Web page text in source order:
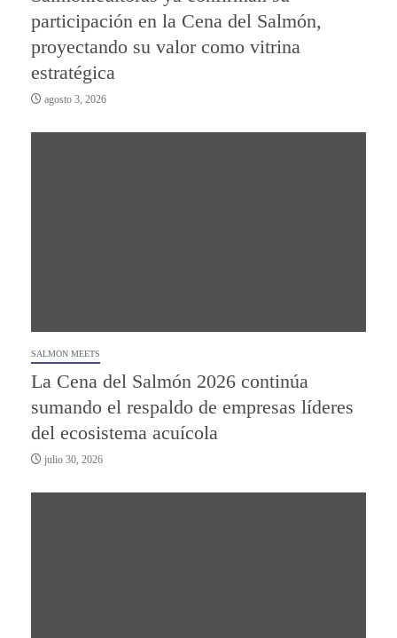
participación en la Cena del Salmón,
proyectando su valor como vitrina
estratégica
agosto 3, 2026
SALMON MEETS
La Cena del Salmón 2026 continúa
sumando el respaldo de empresas líderes
del ecosistema acuícola
julio 30, 2026